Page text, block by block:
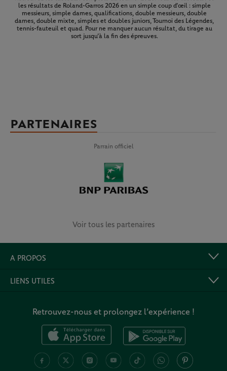
les résultats de Roland-Garros 2026 en un simple coup d’œil : simple
messieurs, simple dames, qualifications, double messieurs, double
dames, double mixte, simples et doubles juniors, Tournoi des Légendes,
tennis-fauteuil et quad. Pour ne manquer aucun résultat, du tirage au
sort jusqu’à la fin des épreuves.
PARTENAIRES
Parrain officiel
Voir tous les partenaires
A PROPOS
LIENS UTILES
Retrouvez-nous et prolongez l’expérience !